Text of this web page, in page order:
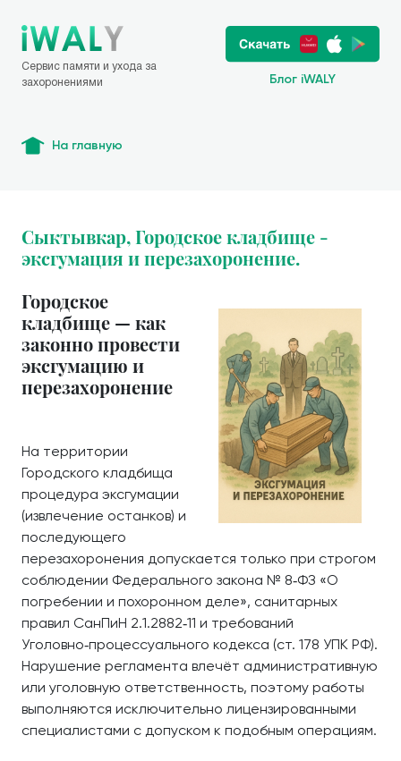
Сервис памяти и ухода за
захоронениями
Блог iWALY
На главную
Сыктывкар, Городское кладбище -
эксгумация и перезахоронение.
Городское
кладбище — как
законно провести
эксгумацию и
перезахоронение
На территории
Городского кладбища
процедура эксгумации
(извлечение останков) и
последующего
перезахоронения допускается только при строгом
соблюдении Федерального закона № 8‑ФЗ «О
погребении и похоронном деле», санитарных
правил СанПиН 2.1.2882‑11 и требований
Уголовно‑процессуального кодекса (ст. 178 УПК РФ).
Нарушение регламента влечёт административную
или уголовную ответственность, поэтому работы
выполняются исключительно лицензированными
специалистами с допуском к подобным операциям.